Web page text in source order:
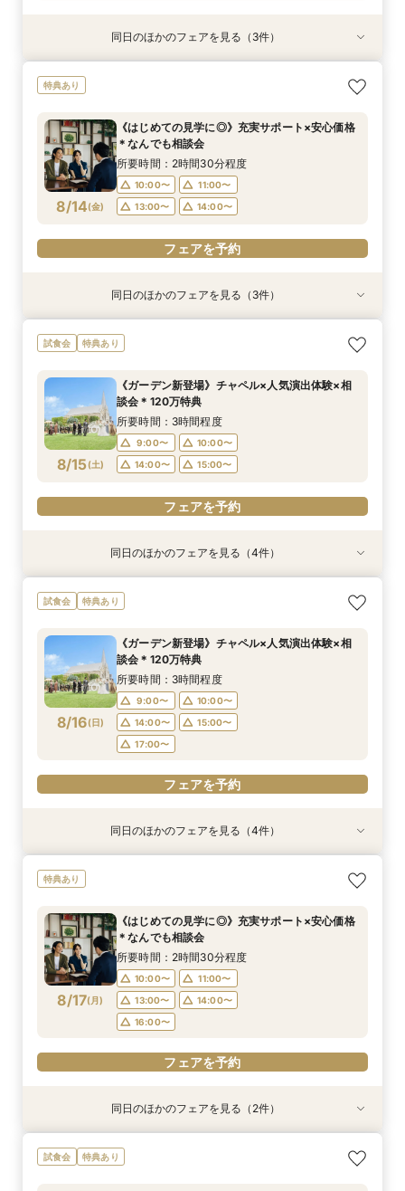
特典あり
8/13 木)
平日フェア《試食付》チャペル体験×選べる会場
10:00〜
11:00〜
13:00〜
14:00〜
フェアを予約
8/13 木)
《はじめての見学に◎》充実サポート×安心価格
10:00〜
11:00〜
13:00〜
14:00〜
フェアを予約
8/13 木)
《お盆限定》帰省＆結婚報告に◎ご家族相談フェ
9:00〜
10:00〜
14:00〜
15:00〜
フェアを予約
同日のほかのフェアを見る（3件）
特典あり
8/14(金)
《はじめての見学に◎》充実サポート×安心価格
＊なんでも相談会
所要時間：2時間30分程度
10:00〜
11:00〜
13:00〜
14:00〜
フェアを予約
特典あり
8/14(金)
《少人数婚向け》4名～貸切OK＊プライベート感
◎試食付き相談会
10:00〜
11:00〜
13:00〜
14:00〜
フェアを予約
特典あり
8/14(金)
平日フェア《試食付》チャペル体験×選べる会場
見学×見積り相談
10:00〜
11:00〜
13:00〜
14:00〜
フェアを予約
8/14(金)
《お盆限定》帰省＆結婚報告に◎ご家族相談フェ
ア
9:00〜
10:00〜
14:00〜
15:00〜
フェアを予約
同日のほかのフェアを見る（3件）
試食会 特典あり
8/15(土)
《ガーデン新登場》チャペル×人気演出体験×相
談会＊120万特典
所要時間：3時間程度
9:00〜
10:00〜
14:00〜
15:00〜
フェアを予約
特典あり
8/15(土)
《少人数婚向け》4名～貸切OK＊プライベート感
◎試食付き相談会
9:00〜
10:00〜
14:00〜
15:00〜
フェアを予約
8/15(土)
《はじめての見学に◎》充実サポート×安心価格
＊なんでも相談会
9:00〜
10:00〜
14:00〜
15:00〜
フェアを予約
特典あり
8/15(土)
《独立型神殿あり》親も喜ぶ本格神前式×充実の
和装◆和婚相談会
9:00〜
10:00〜
14:00〜
15:00〜
フェアを予約
8/15(土)
《お盆限定》帰省＆結婚報告に◎ご家族相談フェ
ア
9:00〜
10:00〜
14:00〜
15:00〜
フェアを予約
同日のほかのフェアを見る（4件）
試食会 特典あり
8/16(日)
《ガーデン新登場》チャペル×人気演出体験×相
談会＊120万特典
所要時間：3時間程度
9:00〜
10:00〜
14:00〜
15:00〜
17:00〜
フェアを予約
8/16 日)
《はじめての見学に◎》充実サポート×安心価格
9:00〜
10:00〜
14:00〜
15:00〜
17:00〜
フェアを予約
特典あり
8/16 日)
《少人数婚向け》4名～貸切OK＊プライベート感
9:00〜
10:00〜
14:00〜
15:00〜
17:00〜
フェアを予約
特典あり
8/16 日)
《独立型神殿あり》親も喜ぶ本格神前式×充実の
9:00〜
10:00〜
14:00〜
15:00〜
17:00〜
フェアを予約
8/16 日)
《お盆限定》帰省＆結婚報告に◎ご家族相談フェ
9:00〜
10:00〜
14:00〜
15:00〜
フェアを予約
同日のほかのフェアを見る（4件）
特典あり
8/17(月)
《はじめての見学に◎》充実サポート×安心価格
＊なんでも相談会
所要時間：2時間30分程度
10:00〜
11:00〜
13:00〜
14:00〜
16:00〜
フェアを予約
特典あり
《少人数婚向け》4名～貸切OK＊プライベート感
◎試食付き相談会
特典あり
平日フェア《試食付》チャペル体験×選べる会場
見学×見積り相談
同日のほかのフェアを見る（2件）
試食会 特典あり